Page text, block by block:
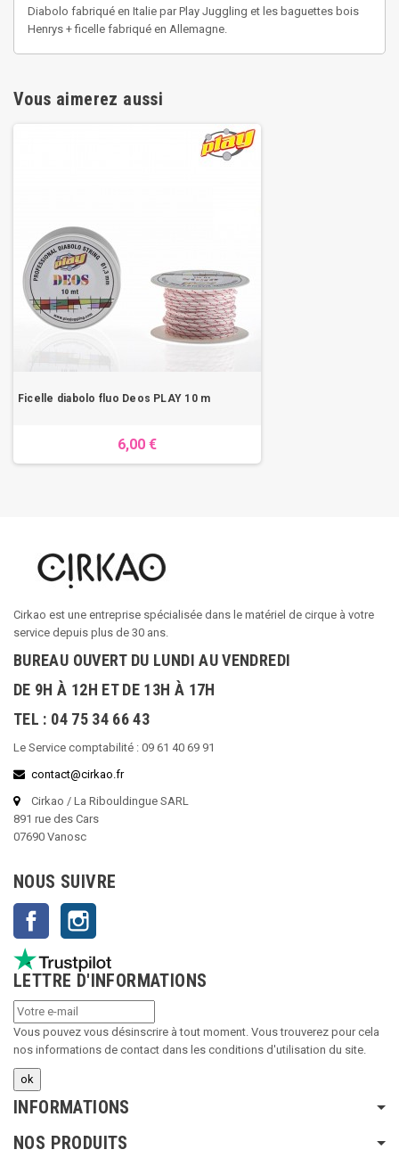
Diabolo fabriqué en Italie par Play Juggling et les baguettes bois
Henrys + ficelle fabriqué en Allemagne.
Vous aimerez aussi
Ficelle diabolo fluo Deos PLAY 10 m
6,00 €
Cirkao est une entreprise spécialisée dans le matériel de cirque à votre
service depuis plus de 30 ans.
BUREAU OUVERT DU LUNDI AU VENDREDI
DE 9H À 12H ET DE 13H À 17H
TEL : 04 75 34 66 43
Le Service comptabilité : 09 61 40 69 91
contact@cirkao.fr
Cirkao / La Ribouldingue SARL
891 rue des Cars
07690 Vanosc
NOUS SUIVRE
Facebook
LETTRE D'INFORMATIONS
Vous pouvez vous désinscrire à tout moment. Vous trouverez pour cela
nos informations de contact dans les conditions d'utilisation du site.
INFORMATIONS
NOS PRODUITS